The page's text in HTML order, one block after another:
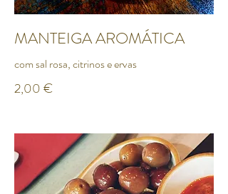
MANTEIGA AROMÁTICA
com sal rosa, citrinos e ervas
2,00 €